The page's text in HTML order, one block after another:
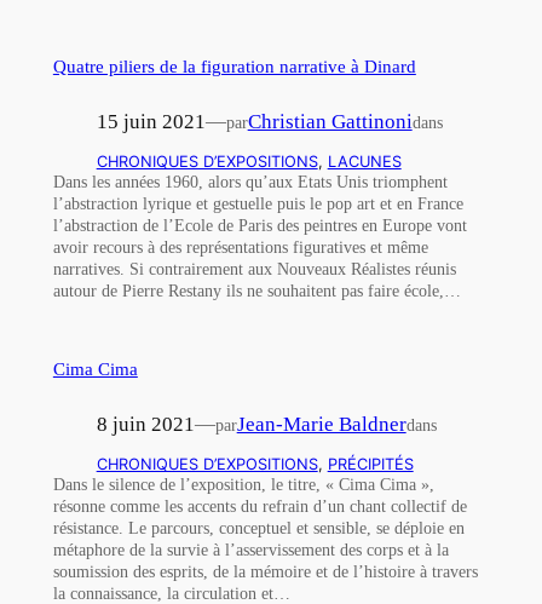
Quatre piliers de la figuration narrative à Dinard
15 juin 2021—parChristian Gattinonidans
CHRONIQUES D’EXPOSITIONS, LACUNES
Dans les années 1960, alors qu’aux Etats Unis triomphent
l’abstraction lyrique et gestuelle puis le pop art et en France
l’abstraction de l’Ecole de Paris des peintres en Europe vont
avoir recours à des représentations figuratives et même
narratives. Si contrairement aux Nouveaux Réalistes réunis
autour de Pierre Restany ils ne souhaitent pas faire école,…
Cima Cima
8 juin 2021—parJean-Marie Baldnerdans
CHRONIQUES D’EXPOSITIONS, PRÉCIPITÉS
Dans le silence de l’exposition, le titre, « Cima Cima »,
résonne comme les accents du refrain d’un chant collectif de
résistance. Le parcours, conceptuel et sensible, se déploie en
métaphore de la survie à l’asservissement des corps et à la
soumission des esprits, de la mémoire et de l’histoire à travers
la connaissance, la circulation et…